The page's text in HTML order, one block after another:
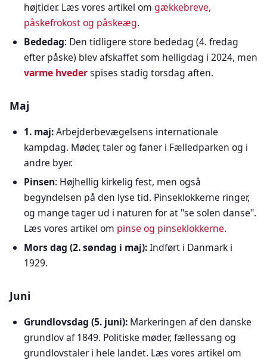
højtider. Læs vores artikel om gækkebreve,
påskefrokost og påskeæg.
Bededag: Den tidligere store bededag (4. fredag
efter påske) blev afskaffet som helligdag i 2024, men
varme hvederspises stadig torsdag aften.
Maj
1. maj:Arbejderbevægelsens internationale
kampdag. Møder, taler og faner i Fælledparken og i
andre byer.
Pinsen: Højhellig kirkelig fest, men også
begyndelsen på den lyse tid. Pinseklokkerne ringer,
og mange tager ud i naturen for at "se solen danse".
Læs vores artikel om pinse og pinseklokkerne.
Mors dag (2. søndag i maj):Indført i Danmark i
1929.
Juni
Grundlovsdag (5. juni): Markeringen af den danske
grundlov af 1849. Politiske møder, fællessang og
grundlovstaler i hele landet. Læs vores artikel om